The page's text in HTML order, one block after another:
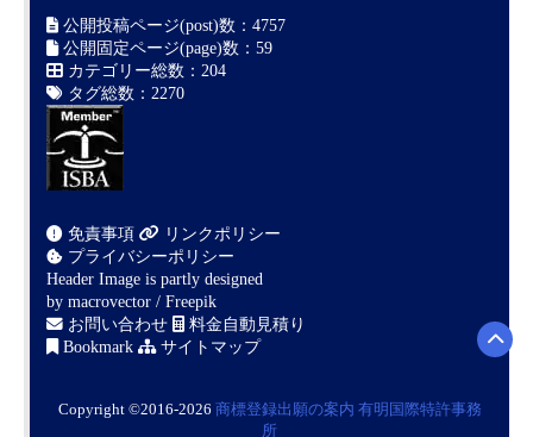
公開投稿ページ(post)数：4757
公開固定ページ(page)数：59
カテゴリー総数：204
タグ総数：2270
免責事項
リンクポリシー
プライバシーポリシー
Header Image is partly designed
by macrovector / Freepik
お問い合わせ
料金自動見積り
Bookmark
サイトマップ
Copyright ©2016-2026 商標登録出願の案内 有明国際特許事務
所